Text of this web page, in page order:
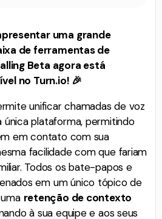
uma grande
de ferramentas de
Beta agora está
no Turn.io! 🎉
unificar chamadas de voz
plataforma, permitindo
em contato com sua
facilidade com que fariam
Todos os bate-papos e
em um único tópico de
retenção de contexto
à sua equipe e aos seus